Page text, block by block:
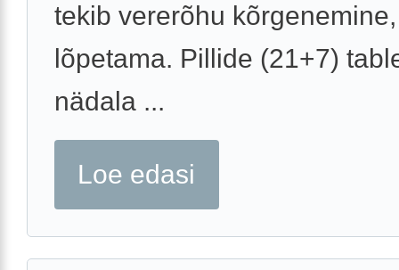
tekib vererõhu
lõpetama. Pillide (21+7)
nädala ...
Loe edasi